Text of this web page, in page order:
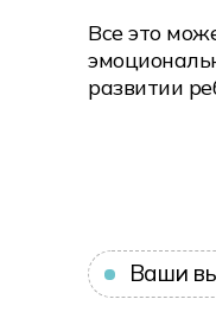
Все это
развитии
Ваши